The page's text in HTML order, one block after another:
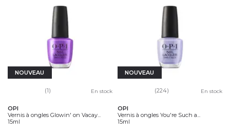
NOUVEAU
(1) En stock
OPI
Vernis à ongles Glowin' on Vacay...
15ml
NOUVEAU
(224) En stock
OPI
Vernis à ongles You're Such a...
15ml